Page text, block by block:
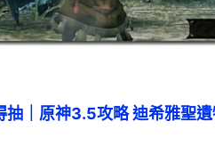
抽｜原神3.5攻略 迪希雅聖